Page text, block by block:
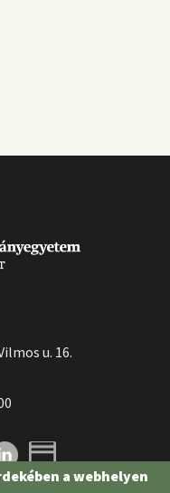
u. 16.
a webhelyen